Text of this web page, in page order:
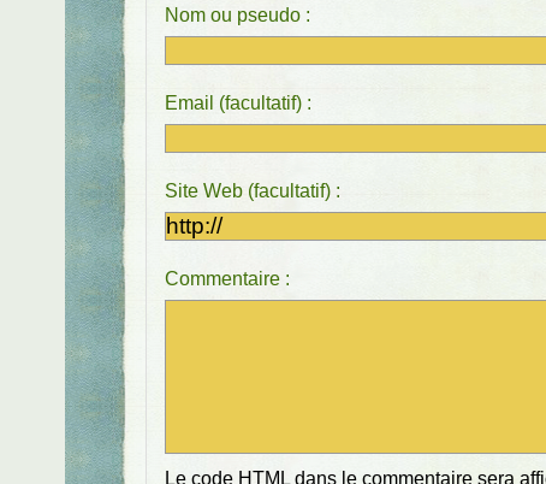
Nom ou pseudo :
Email (facultatif) :
Site Web (facultatif) :
Commentaire :
Le code HTML dans le commentaire sera